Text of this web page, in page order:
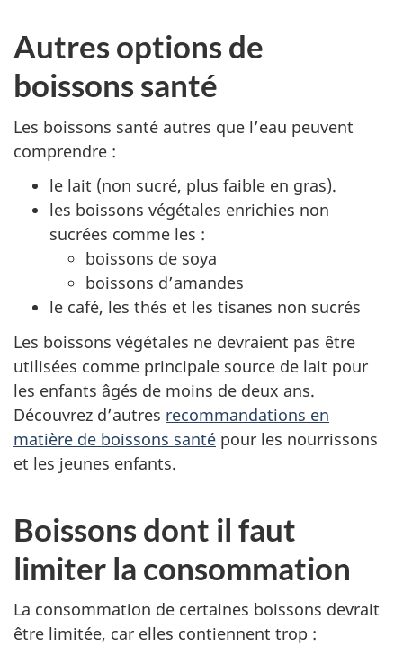
Autres options de
boissons santé
Les boissons santé autres que l’eau peuvent
comprendre :
le lait (non sucré, plus faible en gras).
les boissons végétales enrichies non
sucrées comme les :
boissons de soya
boissons d’amandes
le café, les thés et les tisanes non sucrés
Les boissons végétales ne devraient pas être
utilisées comme principale source de lait pour
les enfants âgés de moins de deux ans.
Découvrez d’autres recommandations en
matière de boissons santé pour les nourrissons
et les jeunes enfants.
Boissons dont il faut
limiter la consommation
La consommation de certaines boissons devrait
être limitée, car elles contiennent trop :